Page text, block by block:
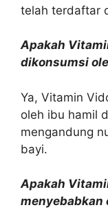
telah terdaftar
Apakah
dikonsumsi
Ya, Vitamin
oleh ibu hamil
mengandung
bayi.
Apakah
menyebabkan